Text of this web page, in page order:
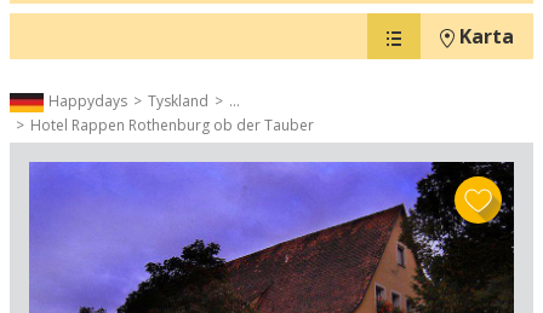
Karta
Happydays Tyskland
...
Hotel Rappen Rothenburg ob der Tauber